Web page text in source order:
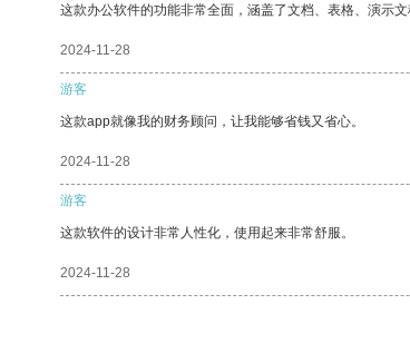
这款办公软件的功能非常全面，涵盖了文档、表格、演示
2024-11-28
游客
这款app就像我的财务顾问，让我能够省钱又省心。
2024-11-28
游客
这款软件的设计非常人性化，使用起来非常舒服。
2024-11-28